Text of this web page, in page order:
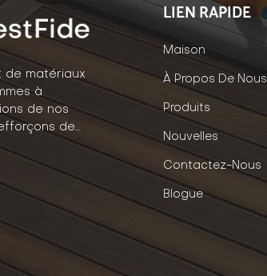
de matériaux
à
de nos
de
en un
LIEN RAPIDE
Maison
À Propos De Nous
Produits
Nouvelles
Contactez-Nous
Blogue